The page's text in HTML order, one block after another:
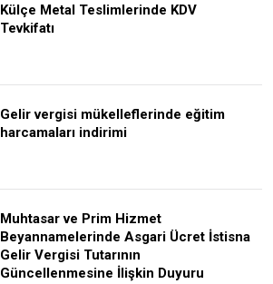
Külçe Metal Teslimlerinde KDV
Tevkifatı
Gelir vergisi mükelleflerinde eğitim
harcamaları indirimi
Muhtasar ve Prim Hizmet
Beyannamelerinde Asgari Ücret İstisna
Gelir Vergisi Tutarının
Güncellenmesine İlişkin Duyuru